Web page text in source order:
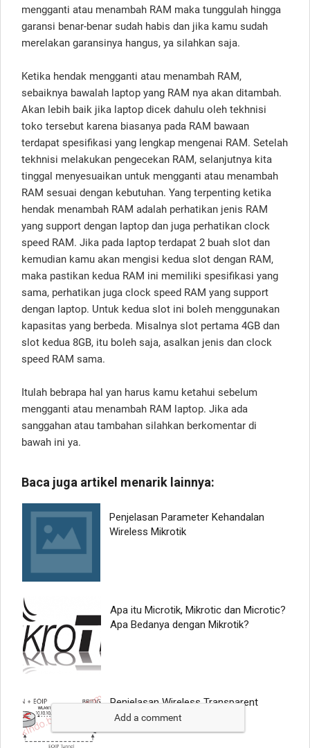
mengganti atau menambah RAM maka tunggulah hingga
garansi benar-benar sudah habis dan jika kamu sudah
merelakan garansinya hangus, ya silahkan saja.
Ketika hendak mengganti atau menambah RAM,
sebaiknya bawalah laptop yang RAM nya akan ditambah.
Akan lebih baik jika laptop dicek dahulu oleh tekhnisi
toko tersebut karena biasanya pada RAM bawaan
terdapat spesifikasi yang lengkap mengenai RAM. Setelah
tekhnisi melakukan pengecekan RAM, selanjutnya kita
tinggal menyesuaikan untuk mengganti atau menambah
RAM sesuai dengan kebutuhan. Yang terpenting ketika
hendak menambah RAM adalah perhatikan jenis RAM
yang support dengan laptop dan juga perhatikan clock
speed RAM. Jika pada laptop terdapat 2 buah slot dan
kemudian kamu akan mengisi kedua slot dengan RAM,
maka pastikan kedua RAM ini memiliki spesifikasi yang
sama, perhatikan juga clock speed RAM yang support
dengan laptop. Untuk kedua slot ini boleh menggunakan
kapasitas yang berbeda. Misalnya slot pertama 4GB dan
slot kedua 8GB, itu boleh saja, asalkan jenis dan clock
speed RAM sama.
Itulah bebrapa hal yan harus kamu ketahui sebelum
mengganti atau menambah RAM laptop. Jika ada
sanggahan atau tambahan silahkan berkomentar di
bawah ini ya.
Add a comment